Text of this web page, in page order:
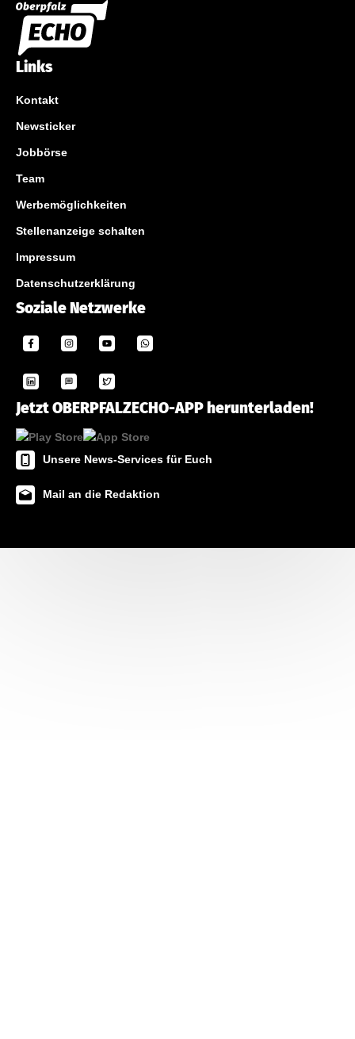
Links
Kontakt
Newsticker
Jobbörse
Team
Werbemöglichkeiten
Stellenanzeige schalten
Impressum
Datenschutzerklärung
Soziale Netzwerke
Jetzt OBERPFALZECHO-APP herunterladen!
Unsere News-Services für Euch
Mail an die Redaktion